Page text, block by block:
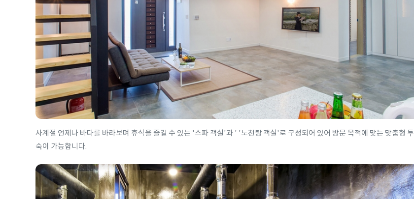
사계절 언제나 바다를 바라보며 휴식을 즐길 수 있는 '스파 객실'과 ' '노천탕 객실'로 구성되어 있어 방문 목적에 맞는 맞춤형 투
숙이 가능합니다.